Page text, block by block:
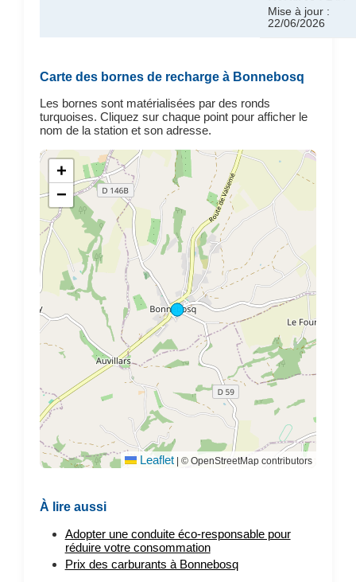
Mise à jour :
22/06/2026
Carte des bornes de recharge à Bonnebosq
Les bornes sont matérialisées par des ronds
turquoises. Cliquez sur chaque point pour afficher le
nom de la station et son adresse.
+
−
Leaflet | © OpenStreetMap contributors
À lire aussi
Adopter une conduite éco-responsable pour
réduire votre consommation
Prix des carburants à Bonnebosq